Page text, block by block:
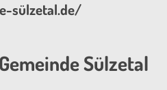
sülzetal.de/
Sülzetal